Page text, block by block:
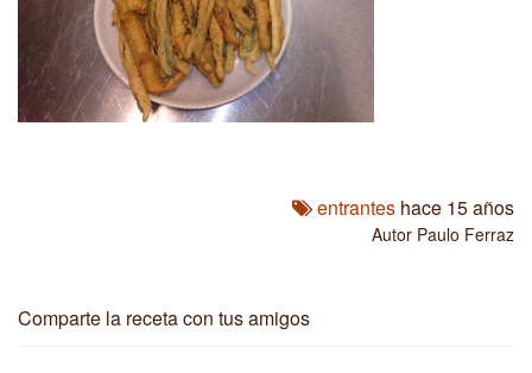
entrantes hace 15 años
Autor Paulo Ferraz
Comparte la receta con tus amigos